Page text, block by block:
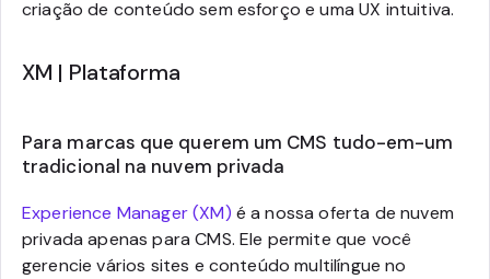
criação de conteúdo sem esforço e uma UX intuitiva.
XM | Plataforma
Para marcas que querem um CMS tudo-em-um
tradicional na nuvem privada
Experience Manager (XM) é a nossa oferta de nuvem
privada apenas para CMS. Ele permite que você
gerencie vários sites e conteúdo multilíngue no